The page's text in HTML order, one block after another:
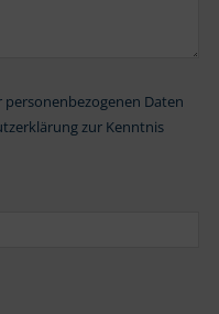
zur Kenntnis